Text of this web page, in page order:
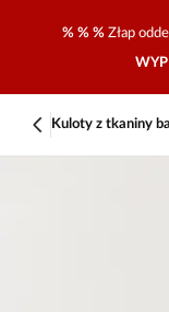
% % % Złap
Kuloty z tkaniny